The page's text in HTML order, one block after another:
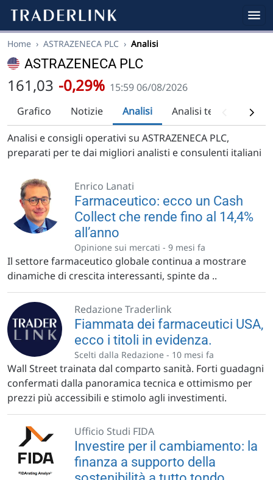
Home › ASTRAZENECA PLC › Analisi
ASTRAZENECA PLC
161,03 -0,29% 15:59 06/08/2026
Grafico
Notizie Analisi Analisi tecnica
Analisi e consigli operativi su ASTRAZENECA PLC,
preparati per te dai migliori analisti e consulenti italiani
Enrico Lanati
Farmaceutico: ecco un Cash
Collect che rende fino al 14,4%
all’anno
Opinione sui mercati - 9 mesi fa
Il settore farmaceutico globale continua a mostrare
dinamiche di crescita interessanti, spinte da ..
Redazione Traderlink
Fiammata dei farmaceutici USA,
ecco i titoli in evidenza.
Scelti dalla Redazione - 10 mesi fa
Wall Street trainata dal comparto sanità. Forti guadagni
confermati dalla panoramica tecnica e ottimismo per
prezzi più accessibili e stimolo agli investimenti.
Ufficio Studi FIDA
Investire per il cambiamento: la
finanza a supporto della